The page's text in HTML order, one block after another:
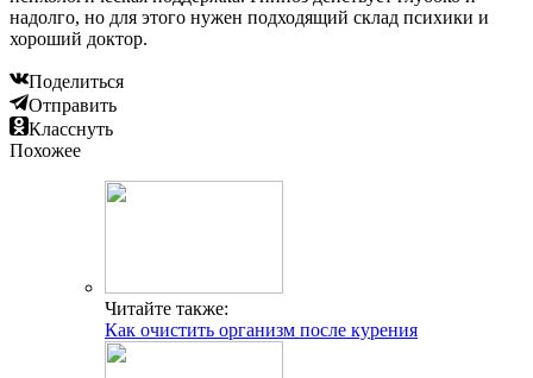
надолго, но для этого нужен подходящий склад психики и
хороший доктор.
Поделиться
Отправить
Класснуть
Похожее
Читайте также:
Как очистить организм после курения